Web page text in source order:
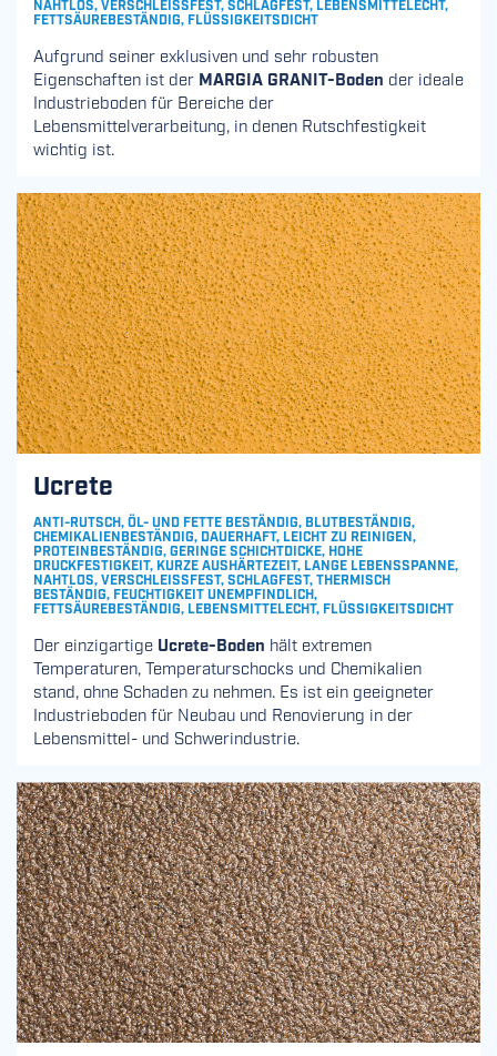
NAHTLOS, VERSCHLEISSFEST, SCHLAGFEST, LEBENSMITTELECHT, F
ETTSÄUREBESTÄNDIG, FLÜSSIGKEITSDICHT
Aufgrund seiner exklusiven und sehr robusten
Eigenschaften ist der MARGIA GRANIT-Boden der ideale
Industrieboden für Bereiche der
Lebensmittelverarbeitung, in denen Rutschfestigkeit
wichtig ist.
Ucrete
ANTI-RUTSCH, ÖL- UND FETTE BESTÄNDIG, BLUTBESTÄNDIG,
CHEMIKALIENBESTÄNDIG, DAUERHAFT, LEICHT ZU REINIGEN,
PROTEINBESTÄNDIG, GERINGE SCHICHTDICKE, HOHE
DRUCKFESTIGKEIT, KURZE AUSHÄRTEZEIT, LANGE LEBENSSPANNE,
NAHTLOS, VERSCHLEISSFEST, SCHLAGFEST, THERMISCH B
ESTÄNDIG, FEUCHTIGKEIT UNEMPFINDLICH, F
ETTSÄUREBESTÄNDIG, LEBENSMITTELECHT, FLÜSSIGKEITSDICHT
Der einzigartige Ucrete-Boden hält extremen
Temperaturen, Temperaturschocks und Chemikalien
stand, ohne Schaden zu nehmen. Es ist ein geeigneter
Industrieboden für Neubau und Renovierung in der
Lebensmittel- und Schwerindustrie.